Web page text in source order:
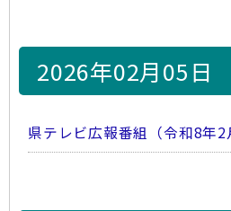
2026年02月05日
県テレビ広報番組（令和8年